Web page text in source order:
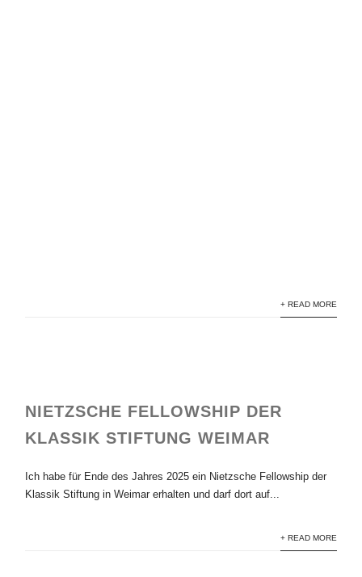
+ READ MORE
NIETZSCHE FELLOWSHIP DER
KLASSIK STIFTUNG WEIMAR
Ich habe für Ende des Jahres 2025 ein Nietzsche Fellowship der
Klassik Stiftung in Weimar erhalten und darf dort auf...
+ READ MORE